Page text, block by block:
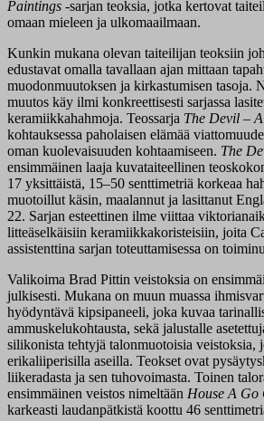
Paintings -sarjan teoksia, jotka kertovat
omaan mieleen ja ulkomaailmaan.
Kunkin mukana olevan taiteilijan teoksiin
edustavat omalla tavallaan ajan mittaan
muodonmuutoksen ja kirkastumisen tasoja.
muutos käy ilmi konkreettisesti sarjassa
keramiikkahahmoja. Teossarja The Devil –
kohtauksessa paholaisen elämää
oman kuolevaisuuden kohtaamiseen. The
ensimmäinen laaja kuvataiteellinen
17 yksittäistä, 15–50 senttimetriä korkeaa
muotoillut käsin, maalannut ja lasittanut
22. Sarjan esteettinen ilme viittaa
litteäselkäisiin keramiikkakoristeisiin, joita
assistenttina sarjan toteuttamisessa on
Valikoima Brad Pittin veistoksia on
julkisesti. Mukana on muun muassa
hyödyntävä kipsipaneeli, joka kuvaa
ammuskelukohtausta, sekä jalustalle
silikonista tehtyjä talonmuotoisia veistoksia,
erikaliiperisilla aseilla. Teokset ovat
liikeradasta ja sen tuhovoimasta. Toinen
ensimmäinen veistos nimeltään House A Go
karkeasti laudanpätkistä koottu 46